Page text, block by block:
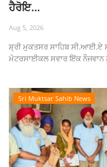
ਹੈਰੋਇ...
Aug 5, 2026
ਸ਼੍ਰੀ ਮੁਕਤਸਰ ਸਾਹਿਬ ਸੀ.ਆਈ.ਏ
ਮੋਟਰਸਾਈਕਲ ਸਵਾਰ ਇੱਕ ਨੌਜਵਾਨ
Sri Muktsar Sahib News